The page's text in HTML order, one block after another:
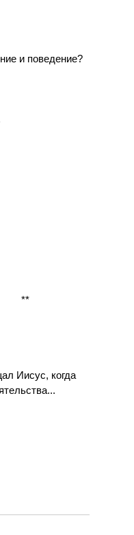
и поведение?
**
Иисус, когда